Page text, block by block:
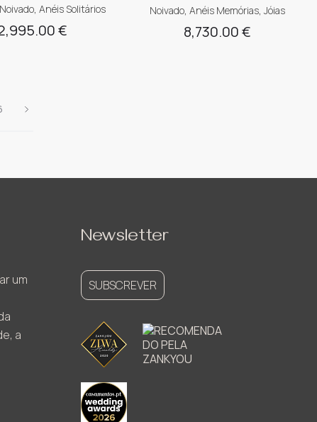
, Anéis Solitários
€
Noivado, Anéis Memórias, Jóias
8,730.00€
um
a
Newsletter
SUBSCREVER